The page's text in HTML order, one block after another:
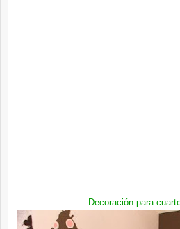
Decoración para